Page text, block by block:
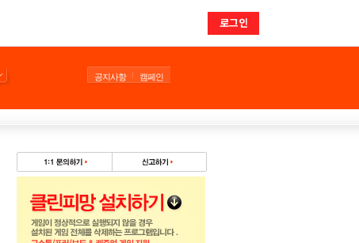
로그인
공지사항 캠페인